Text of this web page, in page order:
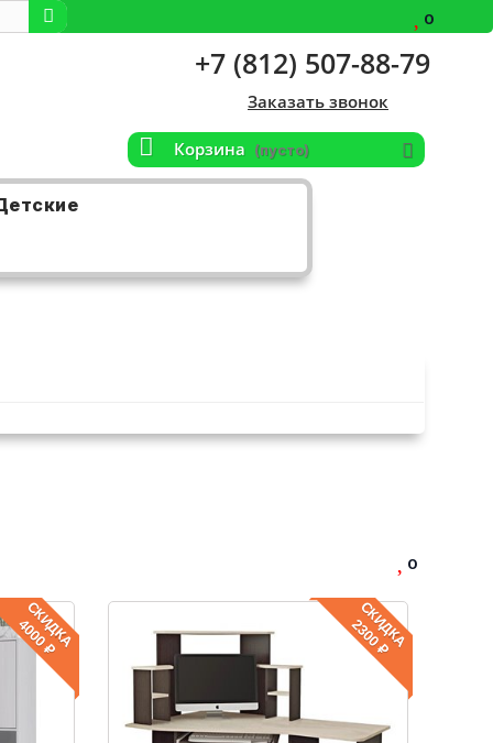
0
+7 (812) 507-88-79
Заказать звонок
Корзина (пусто)
0
СКИДКА
4000 ₽ СКИДКА
2300 ₽